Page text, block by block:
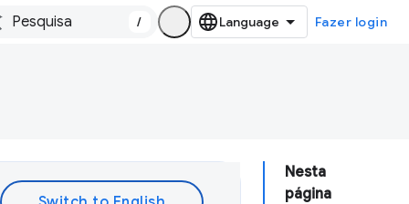
/ Fazer login
Nesta
página